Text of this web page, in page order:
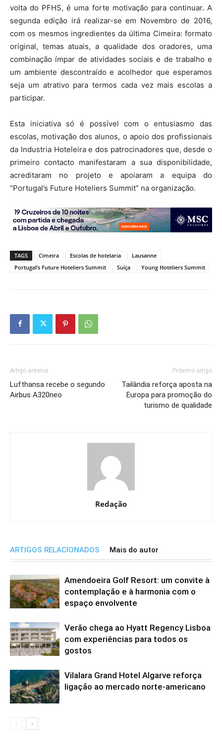
volta do PFHS, é uma forte motivação para continuar. A
segunda edição irá realizar-se em Novembro de 2016,
com os mesmos ingredientes da última Cimeira: formato
original, temas atuais, a qualidade dos oradores, uma
combinação ímpar de atividades sociais e de trabalho e
um ambiente descontraído e acolhedor que esperamos
seja um atrativo para termos cada vez mais escolas a
participar.
Esta iniciativa só é possível com o entusiasmo das
escolas, motivação dos alunos, o apoio dos profissionais
da Industria Hoteleira e dos patrocinadores que, desde o
primeiro contacto manifestaram a sua disponibilidade,
acreditaram no projeto e apoiaram a equipa do
“Portugal’s Future Hoteliers Summit” na organização.
TAGS Cimeira Escolas de hotelaria
Lausanne
Portugal’s Future Hoteliers Summit
Suíça Young Hoteliers Summit
Artigo anterior
Lufthansa recebe o segundo
Airbus A320neo
Próximo artigo
Tailândia reforça aposta na
Europa para promoção do
turismo de qualidade
Redação
ARTIGOS RELACIONADOS Mais do autor
Amendoeira Golf Resort: um convite à
contemplação e à harmonia com o
espaço envolvente
Verão chega ao Hyatt Regency Lisboa
com experiências para todos os
gostos
Vilalara Grand Hotel Algarve reforça
ligação ao mercado norte-americano